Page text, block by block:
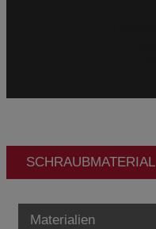
SCHRAUBMATERIAL
Materialien